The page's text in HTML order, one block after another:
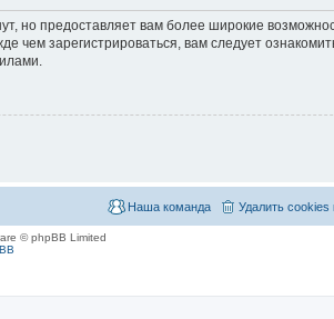
но предоставляет вам более широкие
чем зарегистрироваться, вам следует
Удалить
Наша команда
© phpBB Limited